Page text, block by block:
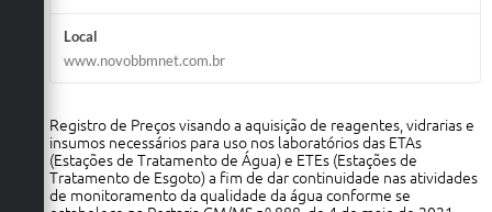
Local
www.novobbmnet.com.br
Registro de Preços visando a aquisição de reagentes, vidrarias e
insumos necessários para uso nos laboratórios das ETAs
(Estações de Tratamento de Água) e ETEs (Estações de
Tratamento de Esgoto) a fim de dar continuidade nas atividades
de monitoramento da qualidade da água conforme se